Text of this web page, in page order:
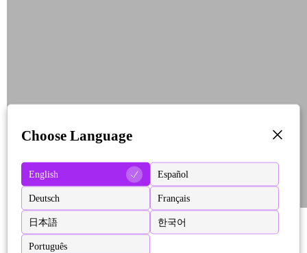
Choose Language
English Español
Deutsch Français
日本語 한국어
Português